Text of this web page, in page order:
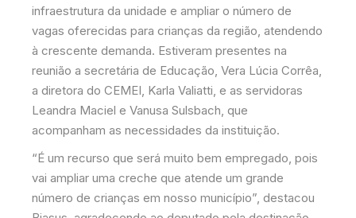
infraestrutura da unidade e ampliar o número de
vagas oferecidas para crianças da região, atendendo
à crescente demanda. Estiveram presentes na
reunião a secretária de Educação, Vera Lúcia Corrêa,
a diretora do CEMEI, Karla Valiatti, e as servidoras
Leandra Maciel e Vanusa Sulsbach, que
acompanham as necessidades da instituição.
“É um recurso que será muito bem empregado, pois
vai ampliar uma creche que atende um grande
número de crianças em nosso município”, destacou